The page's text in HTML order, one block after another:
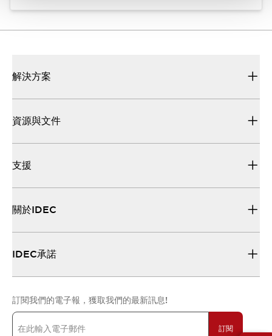
解決方案
資源與文件
支援
關於IDEC
IDEC承諾
訂閱我們的電子報，獲取我們的最新訊息!
訂閱